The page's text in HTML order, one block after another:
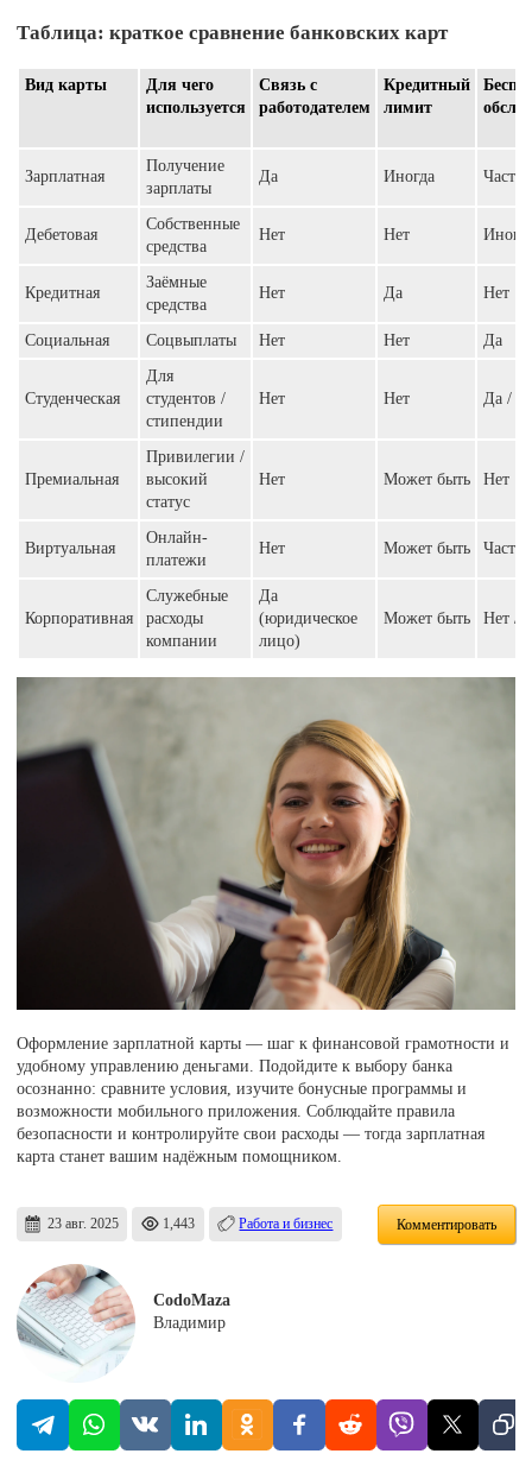
Таблица: краткое сравнение банковских карт
Вид карты
Для чего
используется
Связь с
работодателем
Кредитный
лимит
Зарплатная
Получение
зарплаты
Да Иногда Часто
Дебетовая
Собственные
средства
Нет Нет
Кредитная
Заёмные
средства
Нет Да Нет
Социальная Соцвыплаты Нет Нет Да
Студенческая
Для
студентов /
стипендии
Нет Нет Да /
Премиальная
Привилегии /
высокий
статус
Нет Может быть Нет
Виртуальная
Онлайн-
платежи
Нет Может быть Часто
Корпоративная
Служебные
расходы
компании
Да
(юридическое
лицо)
Может быть Нет /
Оформление зарплатной карты — шаг к финансовой грамотности и
удобному управлению деньгами. Подойдите к выбору банка
осознанно: сравните условия, изучите бонусные программы и
возможности мобильного приложения. Соблюдайте правила
безопасности и контролируйте свои расходы — тогда зарплатная
карта станет вашим надёжным помощником.
23 авг. 2025 1,443 Работа и бизнес Комментировать
CodoMaza
Владимир